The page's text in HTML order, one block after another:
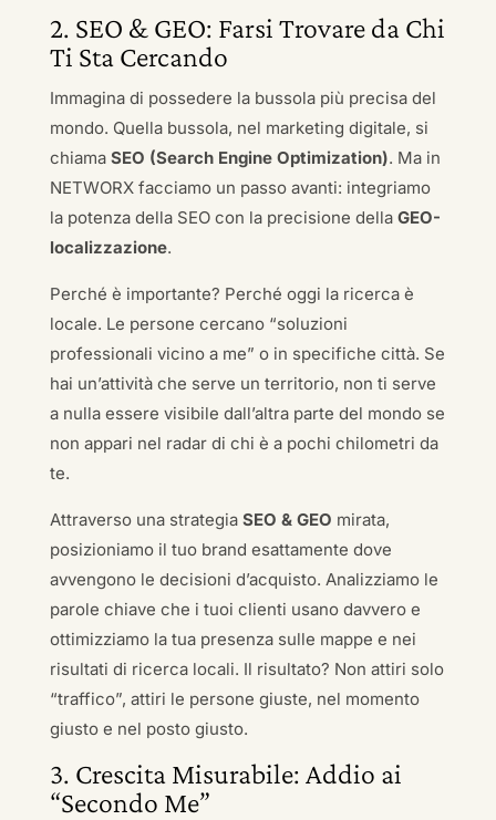
2. SEO & GEO: Farsi Trovare da Chi
Ti Sta Cercando
Immagina di possedere la bussola più precisa del
mondo. Quella bussola, nel marketing digitale, si
chiama SEO (Search Engine Optimization). Ma in
NETWORX facciamo un passo avanti: integriamo
la potenza della SEO con la precisione della GEO-
localizzazione.
Perché è importante? Perché oggi la ricerca è
locale. Le persone cercano “soluzioni
professionali vicino a me” o in specifiche città. Se
hai un’attività che serve un territorio, non ti serve
a nulla essere visibile dall’altra parte del mondo se
non appari nel radar di chi è a pochi chilometri da
te.
Attraverso una strategia SEO & GEO mirata,
posizioniamo il tuo brand esattamente dove
avvengono le decisioni d’acquisto. Analizziamo le
parole chiave che i tuoi clienti usano davvero e
ottimizziamo la tua presenza sulle mappe e nei
risultati di ricerca locali. Il risultato? Non attiri solo
“traffico”, attiri le persone giuste, nel momento
giusto e nel posto giusto.
3. Crescita Misurabile: Addio ai
“Secondo Me”